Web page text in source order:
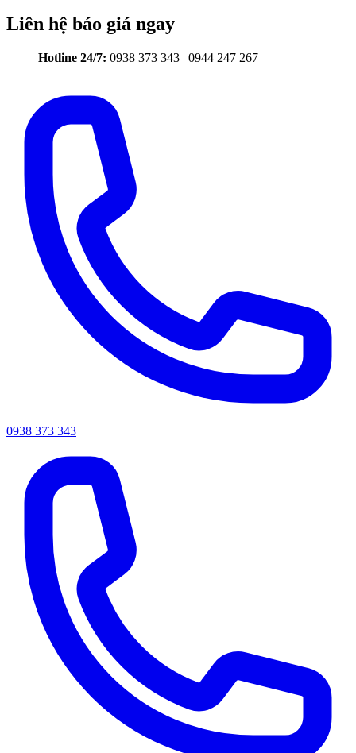
Liên hệ báo giá ngay
Hotline 24/7: 0938 373 343 | 0944 247 267
0938 373 343